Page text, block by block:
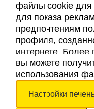
Авторские права © 2026.
файлы cookie для
для показа
предпочтениям
профиля,
интернете.
вы можете
использования
Настройки